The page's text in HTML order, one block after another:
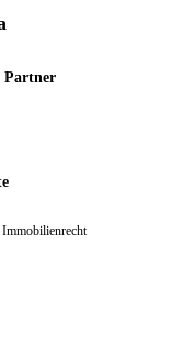
Partner